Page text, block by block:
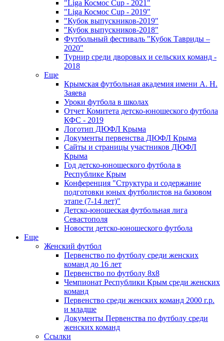
"Liga Космос Cup - 2021"
"Liga Космос Cup - 2019"
"Кубок выпускников-2019"
"Кубок выпускников-2018"
Футбольный фестиваль "Кубок Тавриды –
2020"
Турнир среди дворовых и сельских команд -
2018
Еще
Крымская футбольная академия имени А. Н.
Заяева
Уроки футбола в школах
Отчет Комитета детско-юношеского футбола
КФС - 2019
Логотип ДЮФЛ Крыма
Документы первенства ДЮФЛ Крыма
Сайты и страницы участников ДЮФЛ
Крыма
Год детско-юношеского футбола в
Республике Крым
Конференция "Структура и содержание
подготовки юных футболистов на базовом
этапе (7-14 лет)"
Детско-юношеская футбольная лига
Севастополя
Новости детско-юношеского футбола
Еще
Женский футбол
Первенство по футболу среди женских
команд до 16 лет
Первенство по футболу 8х8
Чемпионат Республики Крым среди женских
команд
Первенство среди женских команд 2000 г.р.
и младше
Документы Первенства по футболу среди
женских команд
Ссылки